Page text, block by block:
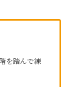
を踏んで練